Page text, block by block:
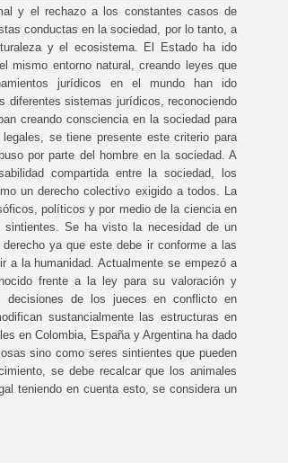
y el rechazo a los constantes casos de
conductas en la sociedad, por lo tanto, a
y el ecosistema. El Estado ha ido
mismo entorno natural, creando leyes que
jurídicos en el mundo han ido
diferentes sistemas jurídicos, reconociendo
creando consciencia en la sociedad para
se tiene presente este criterio para
por parte del hombre en la sociedad. A
compartida entre la sociedad, los
un derecho colectivo exigido a todos. La
políticos y por medio de la ciencia en
Se ha visto la necesidad de un
ya que este debe ir conforme a las
a la humanidad. Actualmente se empezó a
frente a la ley para su valoración y
decisiones de los jueces en conflicto en
sustancialmente las estructuras en
en Colombia, España y Argentina ha dado
sino como seres sintientes que pueden
se debe recalcar que los animales
teniendo en cuenta esto, se considera un